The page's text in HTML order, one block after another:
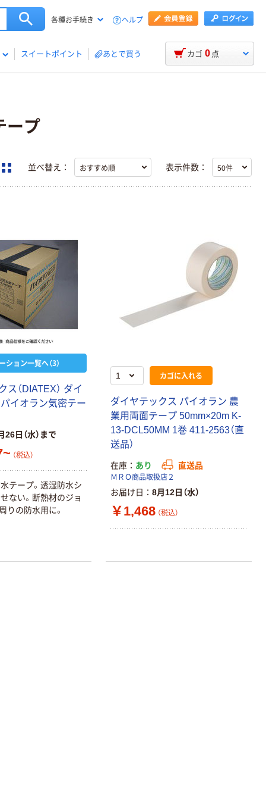
各種お手続き ヘルプ
スイートポイント あとで買う カゴ 0 点
ープ
並べ替え： 表示件数：
ション一覧へ（3）
ス（DIATEX） ダイ
イオラン気密テー
26日（水）まで
（税込）
テープ。透湿防水シ
ない。断熱材のジョ
りの防水用に。
カゴに入れる
ダイヤテックス パイオラン 農
業用両面テープ 50mm×20m K-
13-DCL50MM 1巻 411-2563（直
送品）
在庫 あり 直送品
ＭＲＯ商品取扱店２
お届け日 8月12日（水）
￥1,468 （税込）